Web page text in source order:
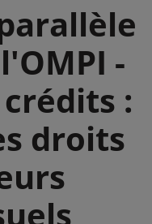
-
:
droits